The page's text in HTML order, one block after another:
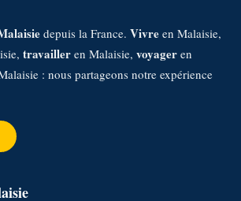
depuis la France. Vivre en Malaisie,
travailler en Malaisie, voyager en
: nous partageons notre expérience